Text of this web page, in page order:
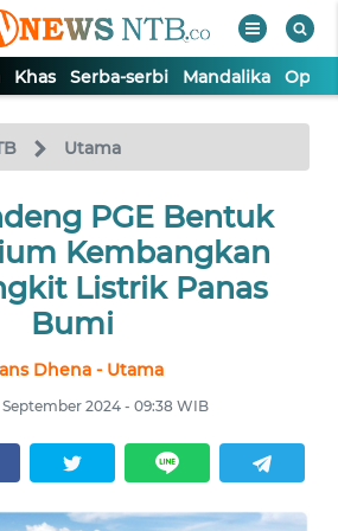
Khas Serba-serbi Mandalika Opini
Utama
PGE Bentuk
Kembangkan
Listrik Panas
Bumi
Dhena - Utama
September 2024 - 09:38 WIB